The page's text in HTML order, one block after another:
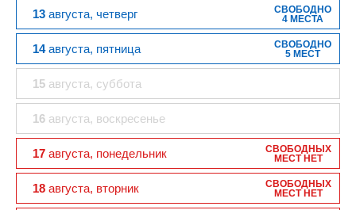
13 августа, четверг
СВОБОДНО
4 МЕСТА
14августа, пятница
СВОБОДНО
5 МЕСТ
15 августа, суббота
16 августа, воскресенье
17 августа, понедельник
СВОБОДНЫХ
МЕСТ НЕТ
18 августа, вторник
СВОБОДНЫХ
МЕСТ НЕТ